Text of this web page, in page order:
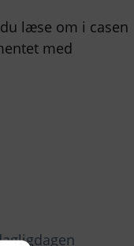
læse om i casen
med